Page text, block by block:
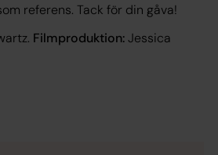
referens. Tack för din gåva!
Filmproduktion:Jessica